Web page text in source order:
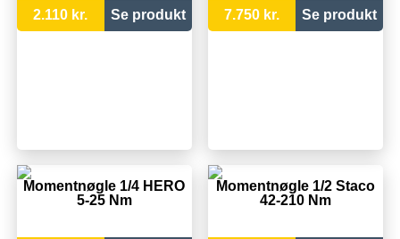
2.110 kr.
Se produkt 7.750 kr. Se produkt
Momentnøgle 1/4 HERO
5-25 Nm
Momentnøgle 1/2 Staco
42-210 Nm